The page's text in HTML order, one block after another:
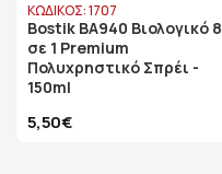
ΚΩΔΙΚΟΣ: 1707
Bostik BA940 Βιολογικό 8
σε 1 Premium
Πολυχρηστικό Σπρέι -
150ml
5,50€